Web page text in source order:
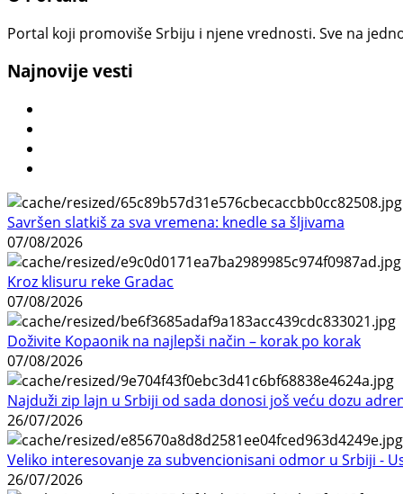
Portal koji promoviše Srbiju i njene vrednosti. Sve na
Najnovije vesti
Savršen slatkiš za sva vremena: knedle sa šljivama
07/08/2026
Kroz klisuru reke Gradac
07/08/2026
Doživite Kopaonik na najlepši način – korak po korak
07/08/2026
Najduži zip lajn u Srbiji od sada donosi još veću dozu
26/07/2026
Veliko interesovanje za subvencionisani odmor u Srbiji -
26/07/2026